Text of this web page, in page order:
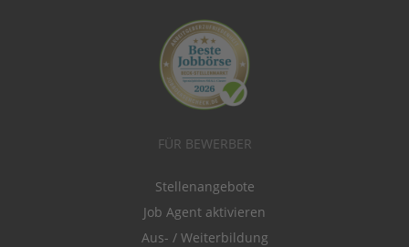
FÜR BEWERBER
Stellenangebote
Job Agent aktivieren
Aus- / Weiterbildung